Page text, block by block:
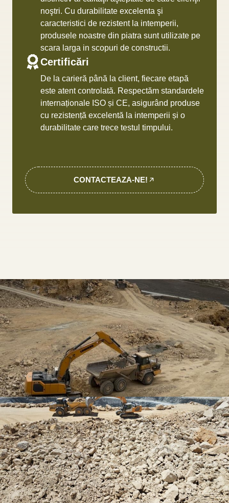
noştri. Cu durabilitate excelenta şi
caracteristici de rezistent la intemperii,
produsele noastre din piatra sunt utilizate pe
scara larga in scopuri de constructii.
Certificări
De la carieră până la client, fiecare etapă
este atent controlată. Respectăm standardele
internaționale ISO și CE, asigurând produse
cu rezistență excelentă la intemperii și o
durabilitate care trece testul timpului.
CONTACTEAZA-NE!